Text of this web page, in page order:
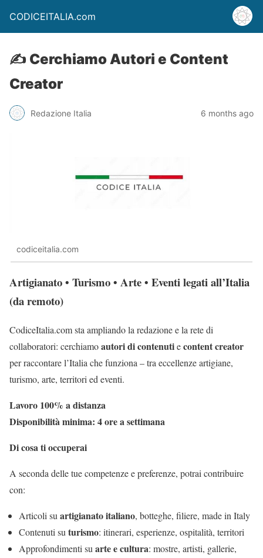
CODICEITALIA.com
✍️ Cerchiamo Autori e Content
Creator
Redazione Italia 6 months ago
codiceitalia.com
Artigianato • Turismo • Arte • Eventi legati all’Italia
(da remoto)
CodiceItalia.com sta ampliando la redazione e la rete di
collaboratori: cerchiamoautori di contenutiecontent creator
per raccontare l’Italia che funziona – tra eccellenze artigiane,
turismo, arte, territori ed eventi.
Lavoro 100% a distanza
Disponibilità minima: 4 ore a settimana
Di cosa ti occuperai
A seconda delle tue competenze e preferenze, potrai contribuire
con:
Articoli su artigianato italiano, botteghe, filiere, made in Italy
Contenuti su turismo: itinerari, esperienze, ospitalità, territori
Approfondimenti su arte e cultura: mostre, artisti, gallerie,